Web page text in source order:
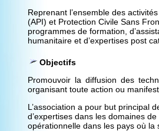
Reprenant l’ensemble des
(API) et Protection Civile Sans
programmes de formation,
humanitaire et d’expertises post
Objectifs
Promouvoir la diffusion des
organisant toute action ou
L’association a pour but principal
d’expertises dans les domaines
opérationnelle dans les pays où la